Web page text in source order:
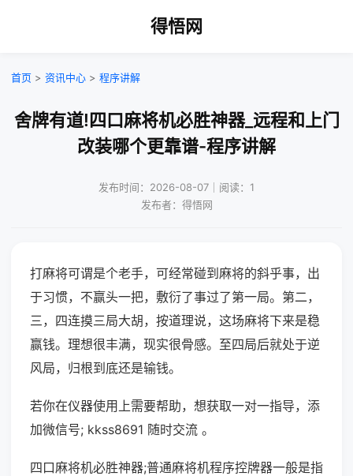
得悟网
首页 > 资讯中心 > 程序讲解
舍牌有道!四口麻将机必胜神器_远程和上门
改装哪个更靠谱-程序讲解
发布时间：2026-08-07｜阅读：1
发布者：得悟网
打麻将可谓是个老手，可经常碰到麻将的斜乎事，出
于习惯，不赢头一把，敷衍了事过了第一局。第二，
三，四连摸三局大胡，按道理说，这场麻将下来是稳
赢钱。理想很丰满，现实很骨感。至四局后就处于逆
风局，归根到底还是输钱。
若你在仪器使用上需要帮助，想获取一对一指导，添
加微信号; kkss8691 随时交流 。
四口麻将机必胜神器;普通麻将机程序控牌器一般是指